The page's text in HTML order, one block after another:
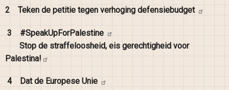
2 Teken de petitie tegen verhoging defensiebudget
3
#SpeakUpForPalestine
Stop de straffeloosheid, eis gerechtigheid voor
Palestina!
4 Dat de Europese Unie